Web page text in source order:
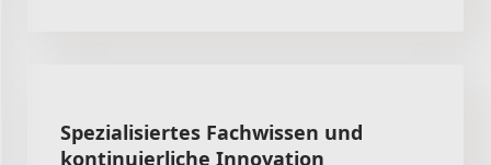
Spezialisiertes Fachwissen und
kontinuierliche Innovation